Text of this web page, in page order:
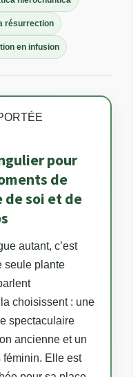
résurrection
en infusion
pour
de
de soi et de
autant, c’est
seule plante
choisissent : une
spectaculaire
ancienne et un
féminin. Elle est